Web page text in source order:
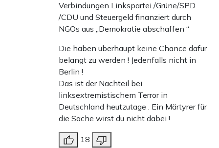
Verbindungen Linkspartei /Grüne/SPD
/CDU und Steuergeld finanziert durch
NGOs aus „Demokratie abschaffen “
Die haben überhaupt keine Chance dafür
belangt zu werden ! Jedenfalls nicht in
Berlin !
Das ist der Nachteil bei
linksextremistischem Terror in
Deutschland heutzutage . Ein Märtyrer für
die Sache wirst du nicht dabei !
18